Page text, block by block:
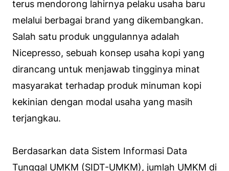
terus mendorong lahirnya pelaku usaha baru
melalui berbagai brand yang dikembangkan.
Salah satu produk unggulannya adalah
Nicepresso, sebuah konsep usaha kopi yang
dirancang untuk menjawab tingginya minat
masyarakat terhadap produk minuman kopi
kekinian dengan modal usaha yang masih
terjangkau.
Berdasarkan data Sistem Informasi Data
Tunggal UMKM (SIDT-UMKM), jumlah UMKM di